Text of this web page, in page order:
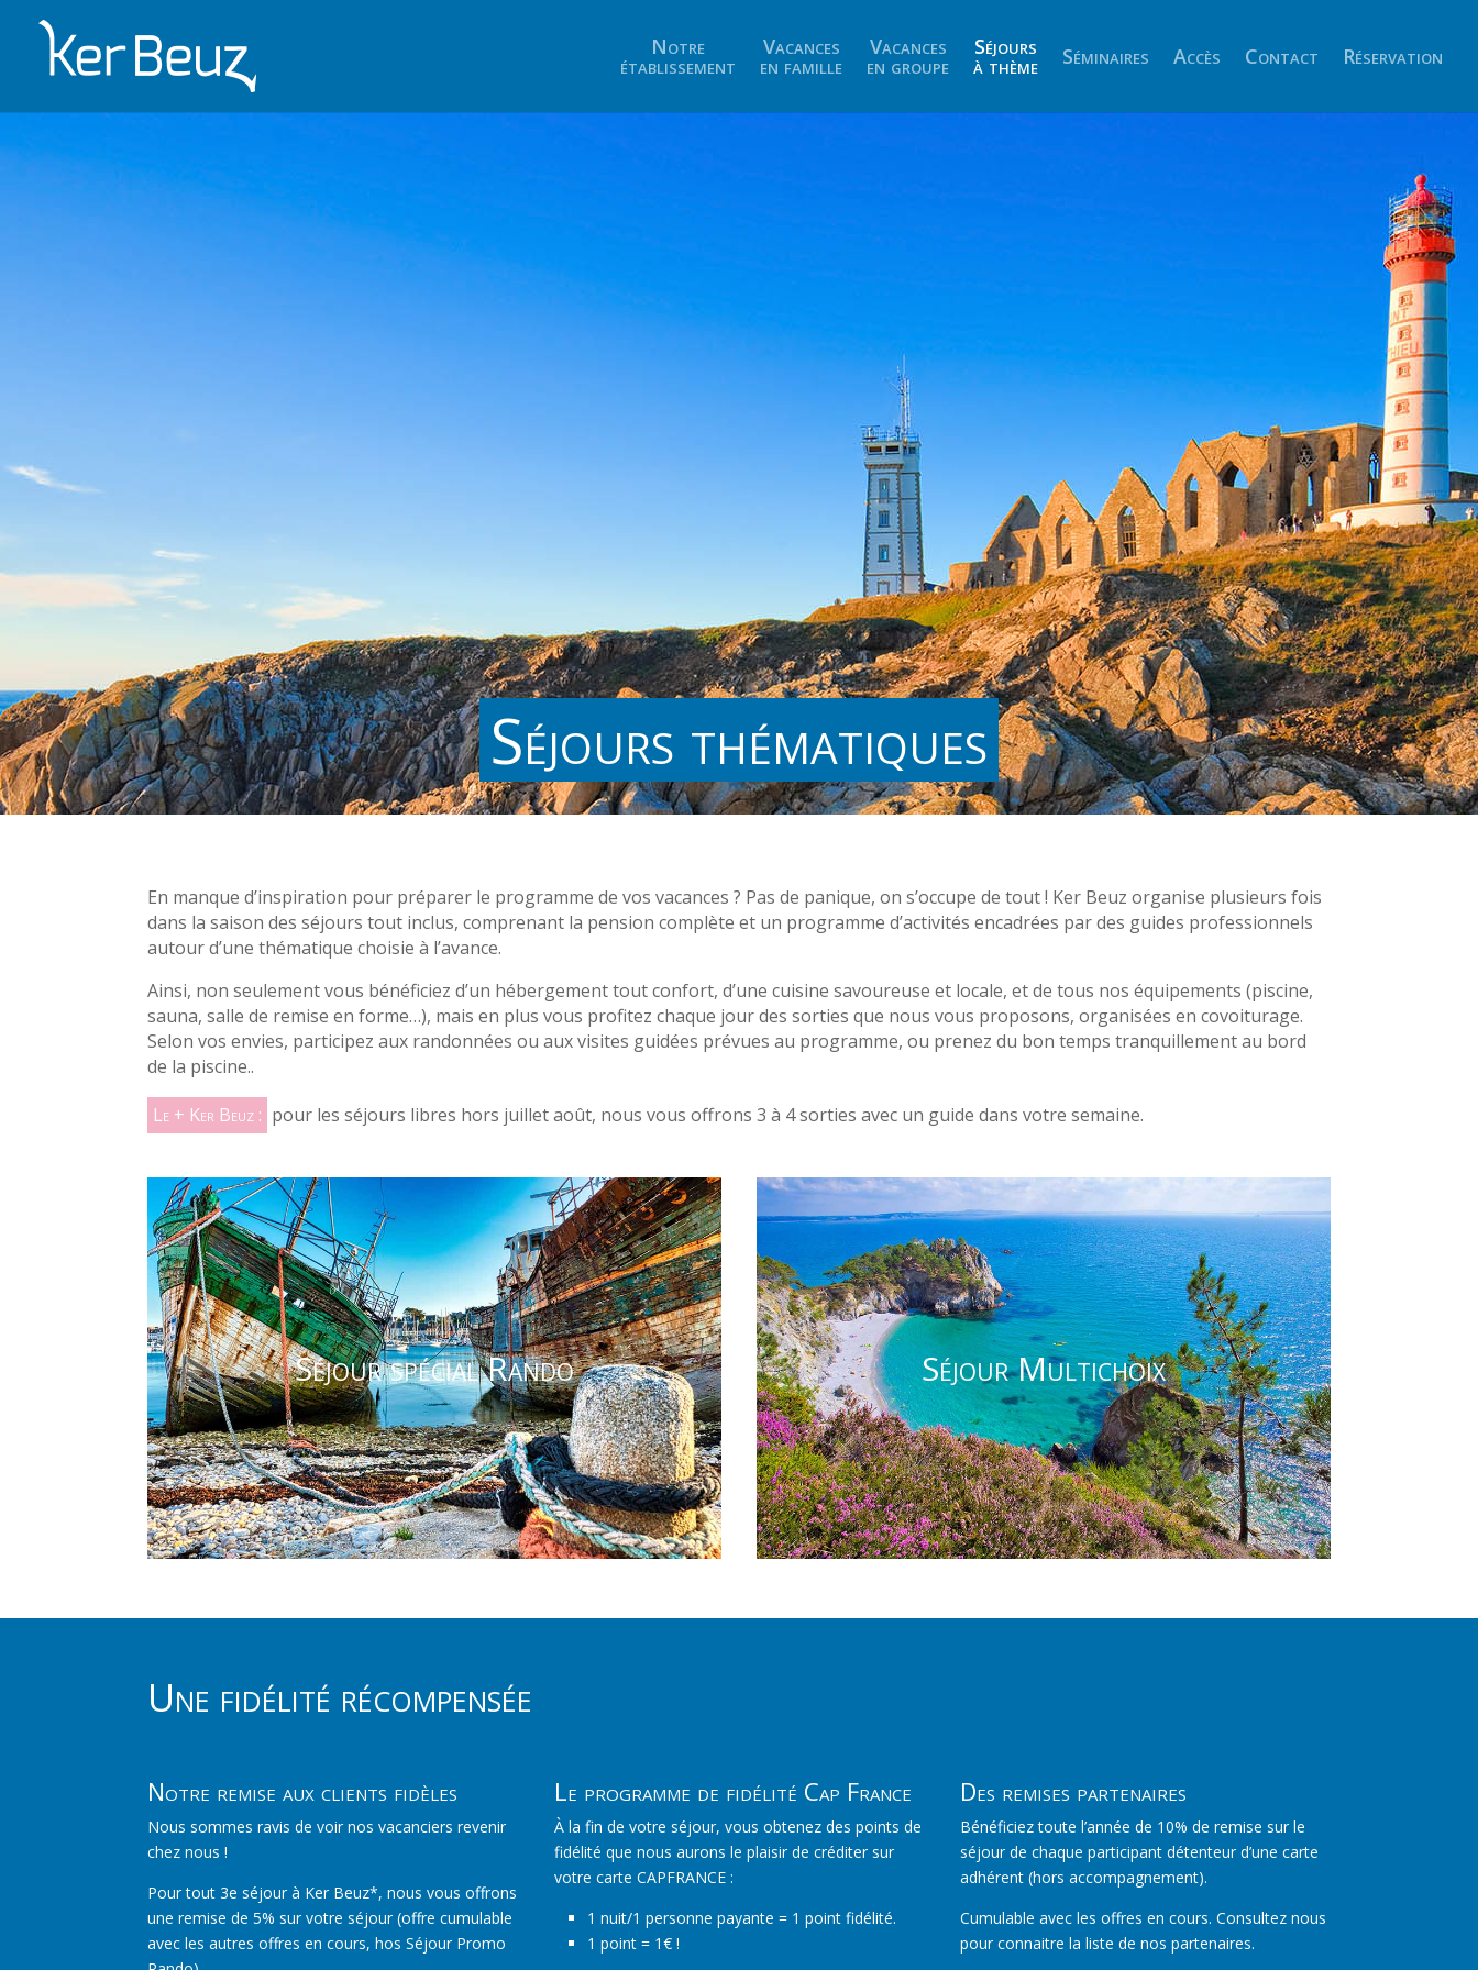
Notre
établissement
Vacances
en famille
Vacances
en groupe
Séjours
à thème Séminaires Accès Contact Réservation
Séjours thématiques
En manque d’inspiration pour préparer le programme de vos vacances ? Pas de panique, on s’occupe de tout ! Ker Beuz organise plusieurs fois
dans la saison des séjours tout inclus, comprenant la pension complète et un programme d’activités encadrées par des guides professionnels
autour d’une thématique choisie à l’avance.
Ainsi, non seulement vous bénéficiez d’un hébergement tout confort, d’une cuisine savoureuse et locale, et de tous nos équipements (piscine,
sauna, salle de remise en forme…), mais en plus vous profitez chaque jour des sorties que nous vous proposons, organisées en covoiturage.
Selon vos envies, participez aux randonnées ou aux visites guidées prévues au programme, ou prenez du bon temps tranquillement au bord
de la piscine..
Le + Ker Beuz : pour les séjours libres hors juillet août, nous vous offrons 3 à 4 sorties avec un guide dans votre semaine.
Séjour spécial Rando Séjour Multichoix
Une fidélité récompensée
Notre remise aux clients fidèles
Nous sommes ravis de voir nos vacanciers revenir
chez nous !
Pour tout 3e séjour à Ker Beuz*, nous vous offrons
une remise de 5% sur votre séjour (offre cumulable
avec les autres offres en cours, hos Séjour Promo
Le programme de fidélité Cap France
À la fin de votre séjour, vous obtenez des points de
fidélité que nous aurons le plaisir de créditer sur
votre carte CAPFRANCE :
1 nuit/1 personne payante = 1 point fidélité.
1 point = 1€ !
Des remises partenaires
Bénéficiez toute l’année de 10% de remise sur le
séjour de chaque participant détenteur d’une carte
adhérent (hors accompagnement).
Cumulable avec les offres en cours. Consultez nous
pour connaitre la liste de nos partenaires.